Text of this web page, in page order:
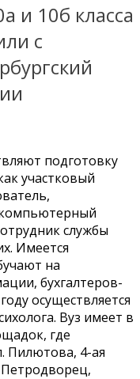
и 10б класса
с
подготовку
участковый
компьютерный
службы
Имеется
на
бухгалтеров-
осуществляется
Вуз имеет в
где
Пилютова, 4-ая